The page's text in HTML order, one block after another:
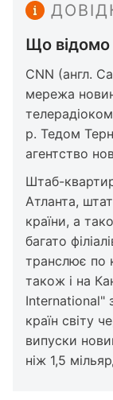
Що відомо
CNN (англ.
мережа
р. Тедом
агентство
Штаб-
Атланта,
країни, а
багато
транслює по
також і на
International"
країн світу
випуски
ніж 1,5